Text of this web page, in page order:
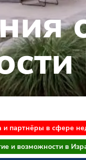
и партнёры в сфере
и возможности в